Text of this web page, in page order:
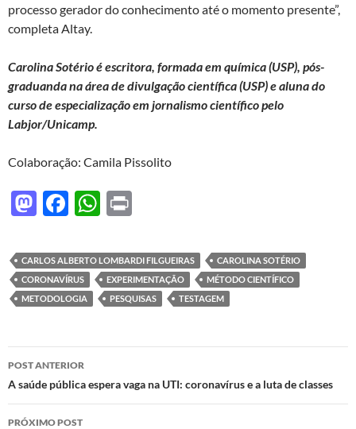
processo gerador do conhecimento até o momento presente”,
completa Altay.
Carolina Sotérioé escritora, formada em química (USP), pós-
graduanda na área de divulgação científica (USP) e aluna do
curso de especialização em jornalismo científicopelo
Labjor/Unicamp.
Colaboração: Camila Pissolito
M
to
d
o
F
e
b
o
k
W
at
s
A
p
nt
CARLOS ALBERTO LOMBARDI FILGUEIRAS
CAROLINA SOTÉRIO
CORONAVÍRUS
EXPERIMENTAÇÃO
MÉTODO CIENTÍFICO
METODOLOGIA
PESQUISAS TESTAGEM
Navegação
de
posts
POST ANTERIOR
A saúde pública espera vaga na UTI: coronavírus e a luta de classes
PRÓXIMO POST